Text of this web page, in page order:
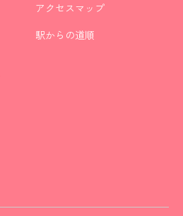
アクセスマップ
駅からの道順